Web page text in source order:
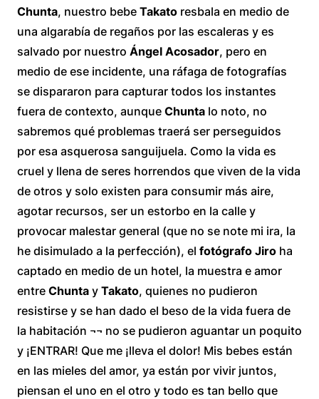
Chunta, nuestro bebe Takato resbala en medio de
una algarabía de regaños por las escaleras y es
salvado por nuestro Ángel Acosador, pero en
medio de ese incidente, una ráfaga de fotografías
se dispararon para capturar todos los instantes
fuera de contexto, aunque Chunta lo noto, no
sabremos qué problemas traerá ser perseguidos
por esa asquerosa sanguijuela. Como la vida es
cruel y llena de seres horrendos que viven de la vida
de otros y solo existen para consumir más aire,
agotar recursos, ser un estorbo en la calle y
provocar malestar general (que no se note mi ira, la
he disimulado a la perfección), el fotógrafo Jiro ha
captado en medio de un hotel, la muestra e amor
entre Chunta y Takato, quienes no pudieron
resistirse y se han dado el beso de la vida fuera de
la habitación ¬¬ no se pudieron aguantar un poquito
y ¡ENTRAR! Que me ¡lleva el dolor! Mis bebes están
en las mieles del amor, ya están por vivir juntos,
piensan el uno en el otro y todo es tan bello que